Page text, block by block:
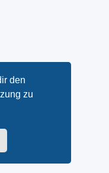
den
zu